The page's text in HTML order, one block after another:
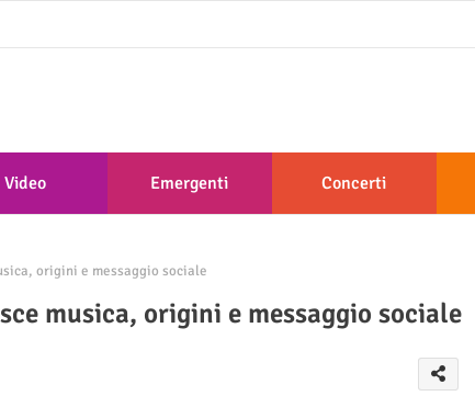
Video Emergenti Concerti
origini e messaggio sociale
musica, origini e messaggio sociale